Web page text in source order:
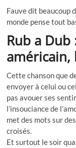
Fauve dit beaucoup
monde pense tout
Rub a
américain,
Cette chanson que
envoyer à celui ou
pas avouer ses
l’insouciance de
met des mots sur
croisés.
Et surtout le soir